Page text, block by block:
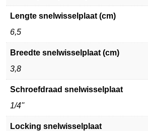
Lengte snelwisselplaat (cm)
6,5
Breedte snelwisselplaat (cm)
3,8
Schroefdraad snelwisselplaat
1/4''
Locking snelwisselplaat